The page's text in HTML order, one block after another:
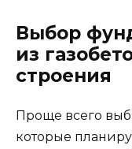
Выбор
из
строения
Проще всего
которые